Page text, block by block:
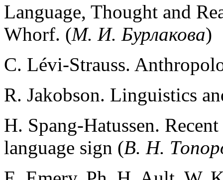
Language, Thought and
Whorf. (M. И. Бурлакова)
C. Lévi-Strauss.
R. Jakobson. Linguistics
H. Spang-Hatussen.
language sign (В. H.